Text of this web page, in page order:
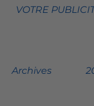
VOTRE
Archives